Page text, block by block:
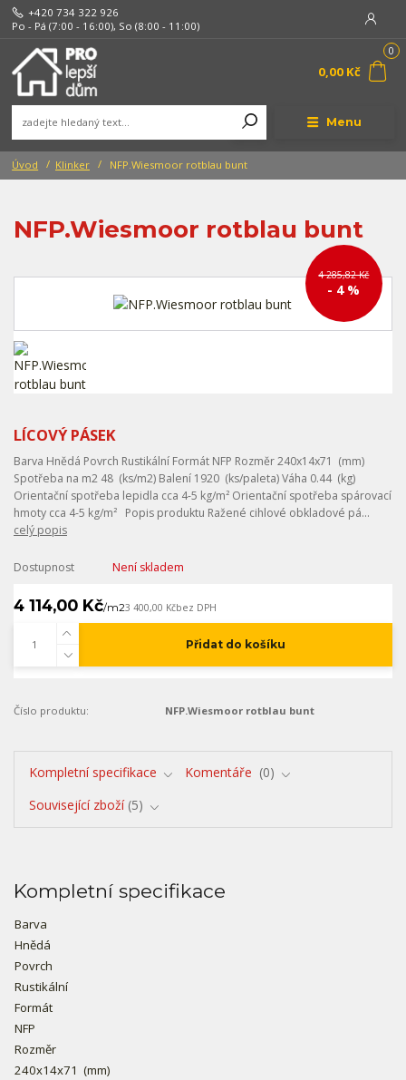
Menu
+420 734 322 926
Po - Pá (7:00 - 16:00), So (8:00 - 11:00)
0
0,00 Kč
Úvod Klinker NFP.Wiesmoor rotblau bunt
NFP.Wiesmoor rotblau bunt
4 285,82 Kč
- 4 %
LÍCOVÝ PÁSEK
Barva Hnědá Povrch Rustikální Formát NFP Rozměr 240x14x71 (mm)
Spotřeba na m2 48 (ks/m2) Balení 1920 (ks/paleta) Váha 0.44 (kg)
Orientační spotřeba lepidla cca 4-5 kg/m² Orientační spotřeba spárovací
hmoty cca 4-5 kg/m² Popis produktu Ražené cihlové obkladové pá...
celý popis
Dostupnost Není skladem
4 114,00 Kč/m23 400,00 Kčbez DPH
Přidat do košíku
Číslo produktu: NFP.Wiesmoor rotblau bunt
Kompletní specifikace Komentáře
0
Související zboží 5
Kompletní specifikace
Barva
Hnědá
Povrch
Rustikální
Formát
NFP
Rozměr
240x14x71 (mm)